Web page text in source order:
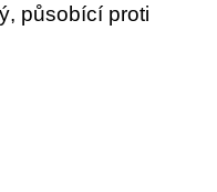
působící proti